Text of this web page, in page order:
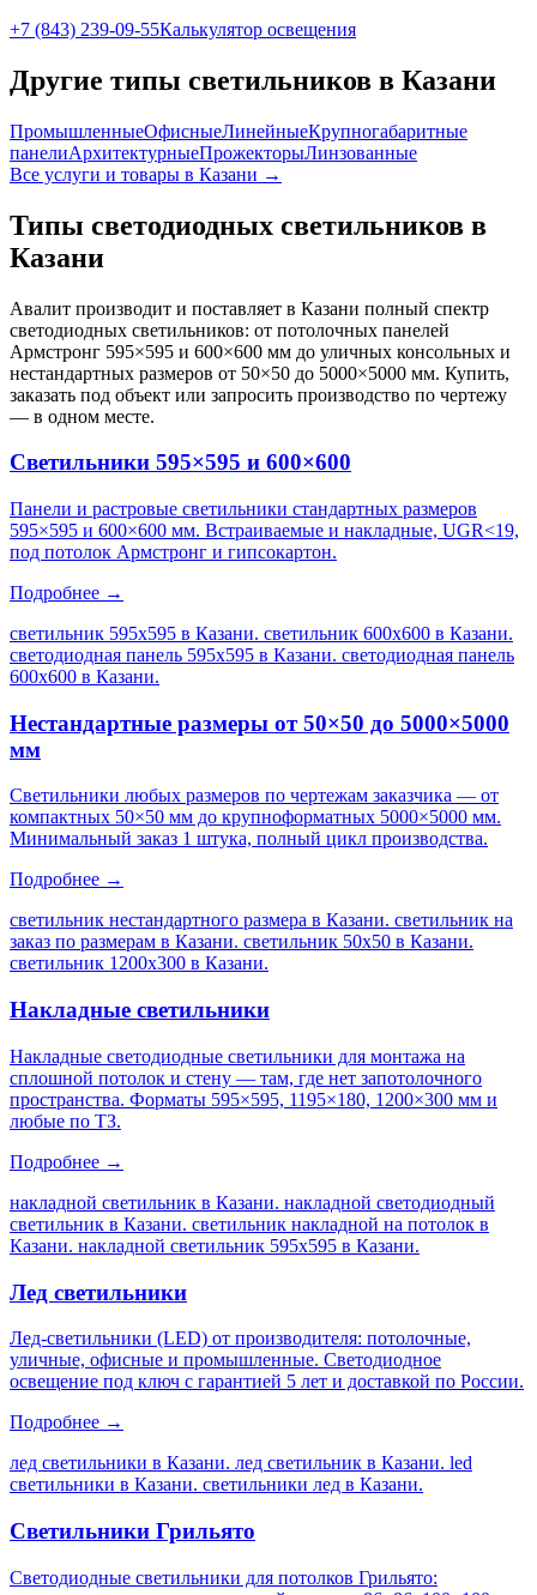
+7 (843) 239-09-55Калькулятор освещения
Другие типы светильников в Казани
ПромышленныеОфисныеЛинейныеКрупногабаритные
панелиАрхитектурныеПрожекторыЛинзованные
Все услуги и товары в Казани →
Типы светодиодных светильников в
Казани
Авалит производит и поставляет в Казани полный спектр
светодиодных светильников: от потолочных панелей
Армстронг 595×595 и 600×600 мм до уличных консольных и
нестандартных размеров от 50×50 до 5000×5000 мм. Купить,
заказать под объект или запросить производство по чертежу
— в одном месте.
Светильники 595×595 и 600×600
Панели и растровые светильники стандартных размеров
595×595 и 600×600 мм. Встраиваемые и накладные, UGR<19,
под потолок Армстронг и гипсокартон.
Подробнее →
светильник 595х595 в Казани. светильник 600х600 в Казани.
светодиодная панель 595х595 в Казани. светодиодная панель
600х600 в Казани.
Нестандартные размеры от 50×50 до 5000×5000
мм
Светильники любых размеров по чертежам заказчика — от
компактных 50×50 мм до крупноформатных 5000×5000 мм.
Минимальный заказ 1 штука, полный цикл производства.
Подробнее →
светильник нестандартного размера в Казани. светильник на
заказ по размерам в Казани. светильник 50х50 в Казани.
светильник 1200х300 в Казани.
Накладные светильники
Накладные светодиодные светильники для монтажа на
сплошной потолок и стену — там, где нет запотолочного
пространства. Форматы 595×595, 1195×180, 1200×300 мм и
любые по ТЗ.
Подробнее →
накладной светильник в Казани. накладной светодиодный
светильник в Казани. светильник накладной на потолок в
Казани. накладной светильник 595х595 в Казани.
Лед светильники
Лед-светильники (LED) от производителя: потолочные,
уличные, офисные и промышленные. Светодиодное
освещение под ключ с гарантией 5 лет и доставкой по России.
Подробнее →
лед светильники в Казани. лед светильник в Казани. led
светильники в Казани. светильники лед в Казани.
Светильники Грильято
Светодиодные светильники для потолков Грильято: